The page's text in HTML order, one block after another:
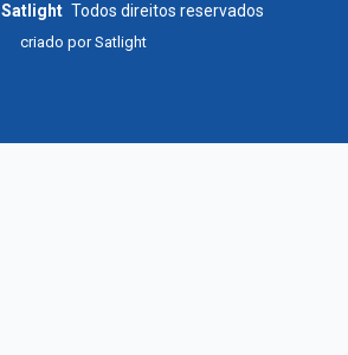
Satlight Todos direitos reservados
criado porSatlight